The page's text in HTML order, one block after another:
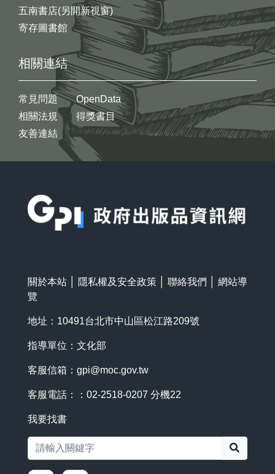
五南書店(另開新視窗)
寄存圖書館
相關連結
常見問題
相關法規
友善連結
OpenData
得獎書目
關於本站 隱私權及安全政策 聯絡我們
網站導
覽
地址：10491台北市中山區松江路209號
指導單位：文化部
客服信箱： gpi@moc.gov.tw
客服電話：：02-2518-0207 分機22
我要找書